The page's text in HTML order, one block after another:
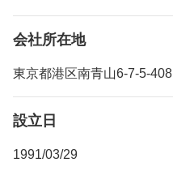
会社所在地
東京都港区南青山6-7-5-408
設立日
1991/03/29